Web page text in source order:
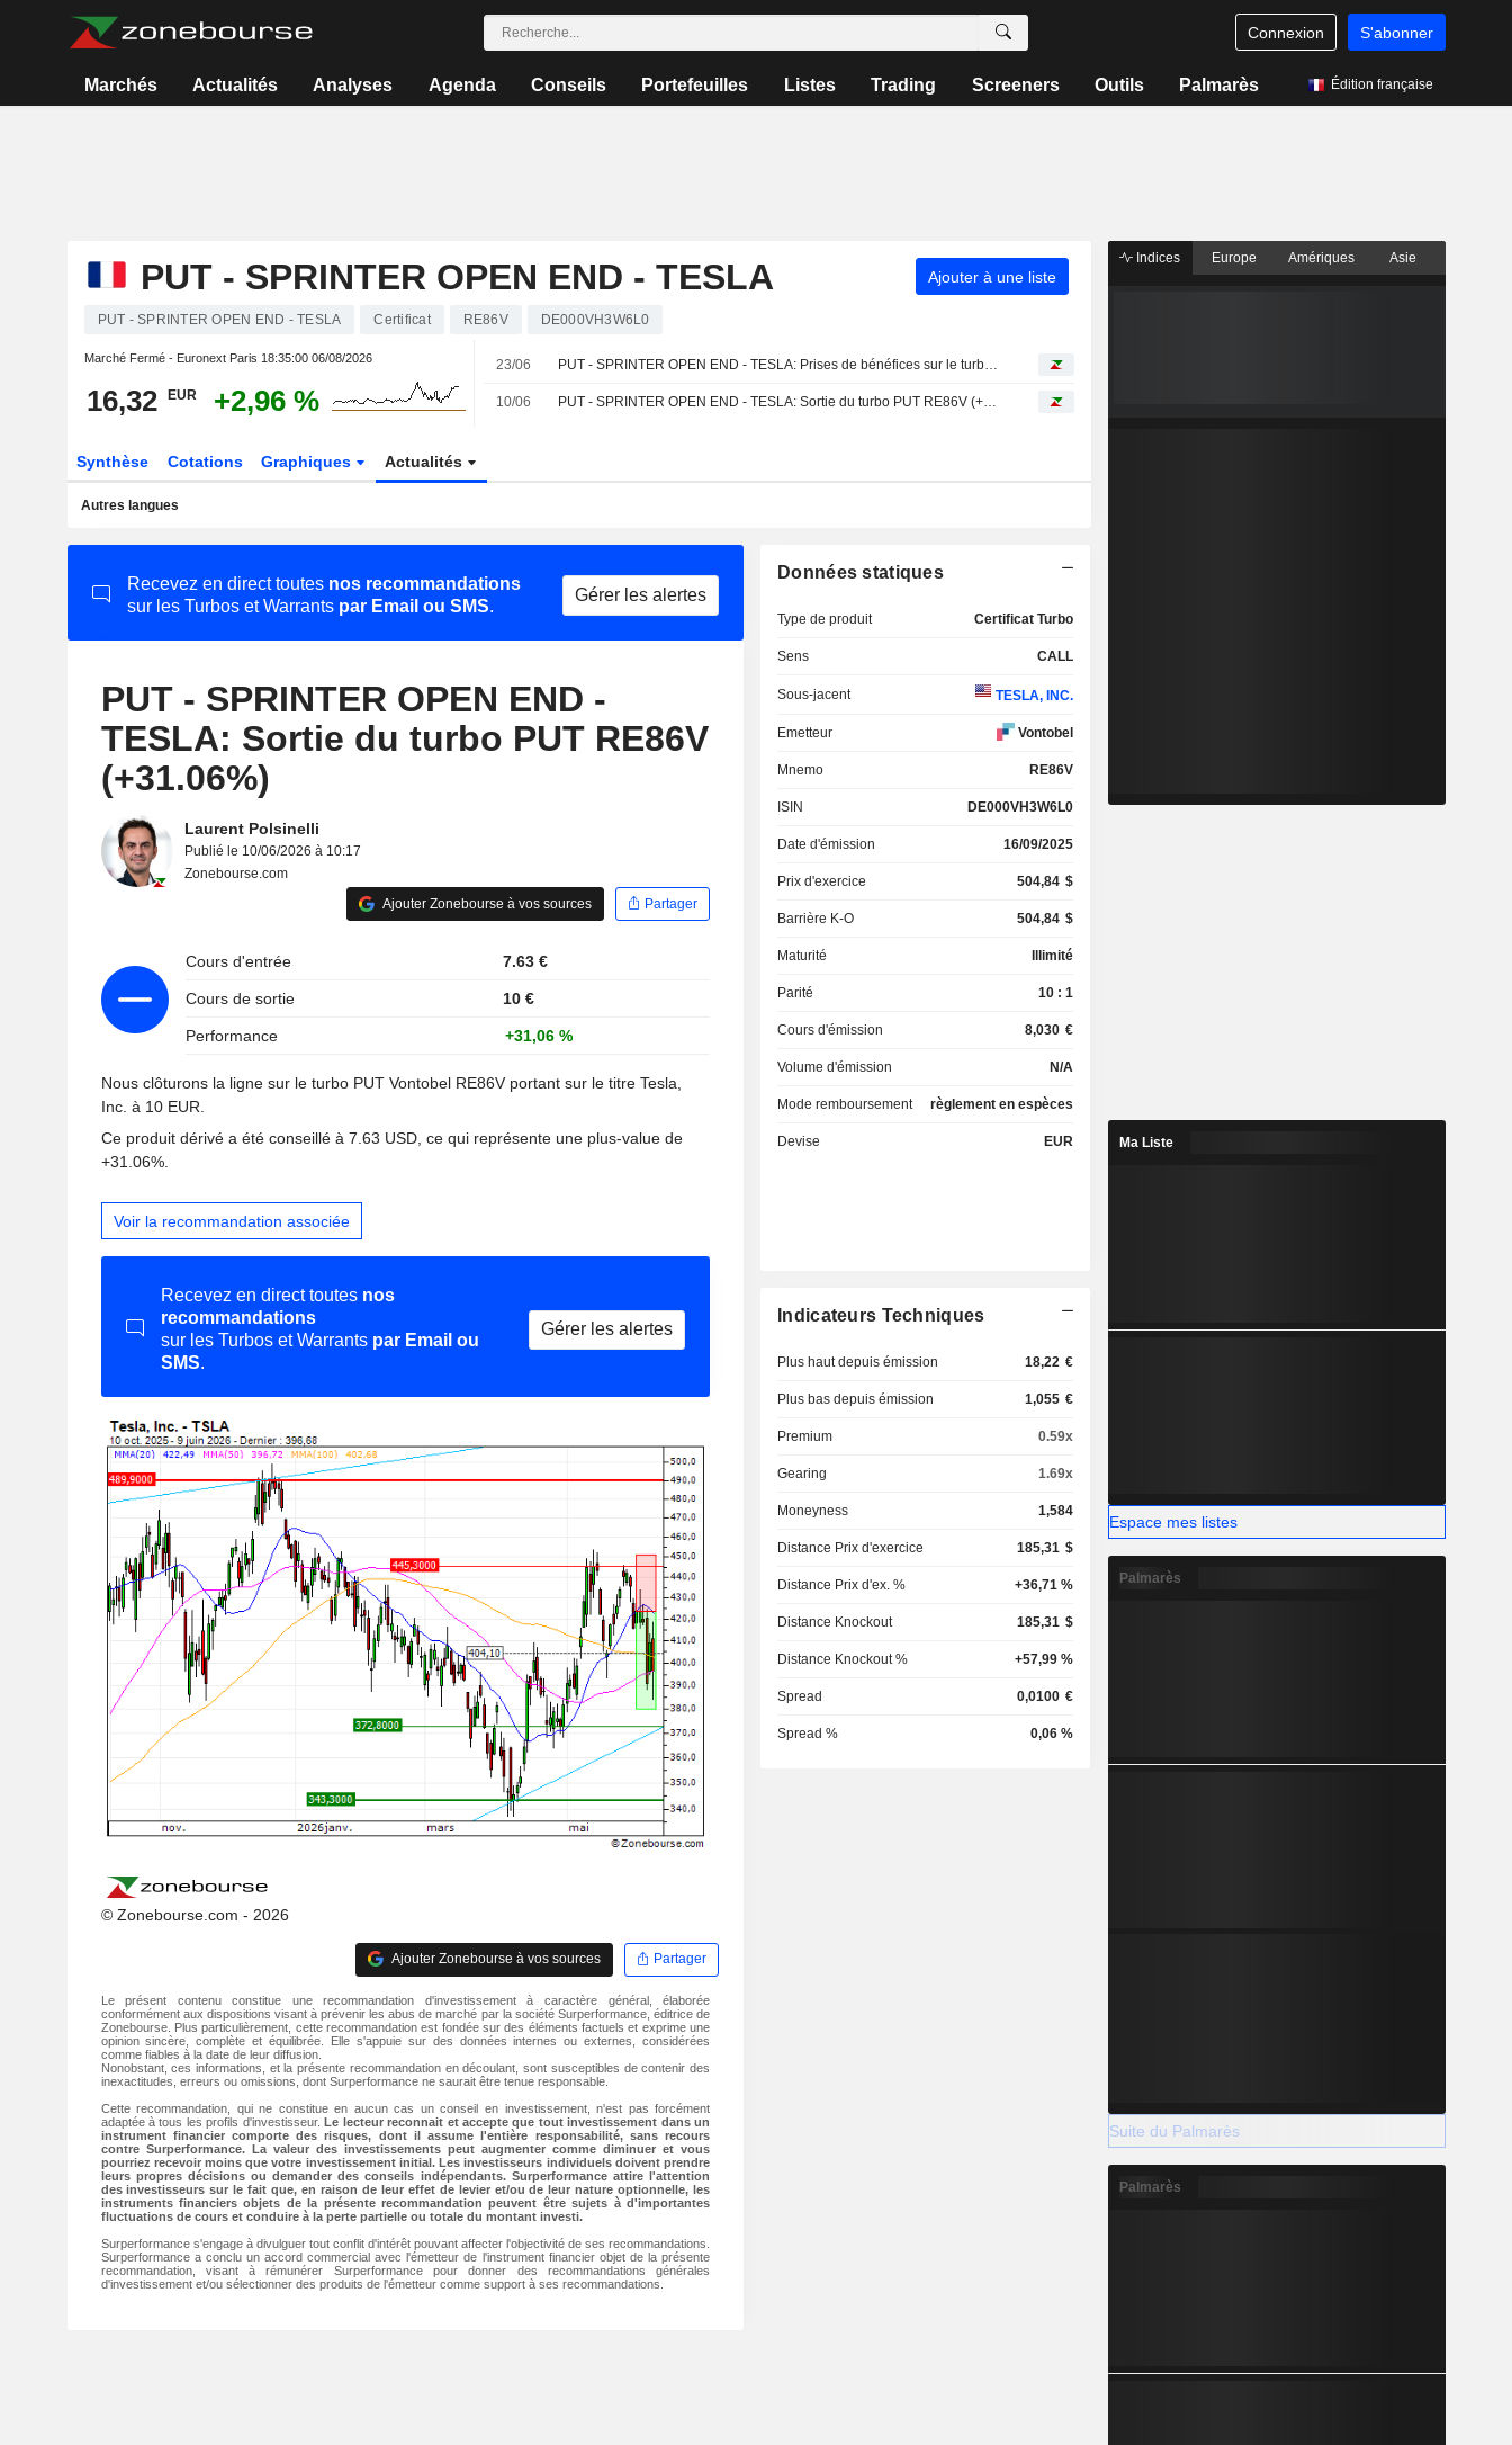
Connexion S'abonner
Marchés Actualités Analyses Agenda Conseils Portefeuilles Listes Trading Screeners Outils Palmarès Édition française
PUT - SPRINTER OPEN END - TESLA Ajouter à une liste
PUT - SPRINTER OPEN END - TESLA Certificat RE86V DE000VH3W6L0
Marché Fermé - Euronext Paris 18:35:00 06/08/2026
16,32 EUR +2,96 %
23/06 PUT - SPRINTER OPEN END - TESLA: Prises de bénéfices sur le turbo PUT Vontobel RE86V (+30.06%)
10/06 PUT - SPRINTER OPEN END - TESLA: Sortie du turbo PUT RE86V (+31.06%)
Synthèse Cotations Graphiques Actualités
Autres langues
Recevez en direct toutes nos recommandations
sur les Turbos et Warrants par Email ou SMS.
Gérer les alertes
PUT - SPRINTER OPEN END -
TESLA: Sortie du turbo PUT RE86V
(+31.06%)
Laurent Polsinelli
Publié le 10/06/2026 à 10:17
Zonebourse.com
Ajouter Zonebourse à vos sources
Partager
Cours d'entrée 7.63 €
Cours de sortie 10 €
Performance +31,06 %
Nous clôturons la ligne sur le turbo PUT Vontobel RE86V portant sur le titre Tesla,
Inc. à 10 EUR.
Ce produit dérivé a été conseillé à 7.63 USD, ce qui représente une plus-value de
+31.06%.
Voir la recommandation associée
Recevez en direct toutes nos
recommandations
sur les Turbos et Warrants par Email ou
SMS.
Gérer les alertes
© Zonebourse.com - 2026
Ajouter Zonebourse à vos sources Partager
Le présent contenu constitue une recommandation d'investissement à caractère général, élaborée
conformément aux dispositions visant à prévenir les abus de marché par la société Surperformance, éditrice de
Zonebourse. Plus particulièrement, cette recommandation est fondée sur des éléments factuels et exprime une
opinion sincère, complète et équilibrée. Elle s'appuie sur des données internes ou externes, considérées
comme fiables à la date de leur diffusion.
Nonobstant, ces informations, et la présente recommandation en découlant, sont susceptibles de contenir des
inexactitudes, erreurs ou omissions, dont Surperformance ne saurait être tenue responsable.
Cette recommandation, qui ne constitue en aucun cas un conseil en investissement, n'est pas forcément
adaptée à tous les profils d'investisseur.Le lecteur reconnait et accepte que tout investissement dans un
instrument financier comporte des risques, dont il assume l'entière responsabilité, sans recours
contre Surperformance. La valeur des investissements peut augmenter comme diminuer et vous
pourriez recevoir moins que votre investissement initial. Les investisseurs individuels doivent prendre
leurs propres décisions ou demander des conseils indépendants. Surperformance attire l'attention
des investisseurs sur le fait que, en raison de leur effet de levier et/ou de leur nature optionnelle, les
instruments financiers objets de la présente recommandation peuvent être sujets à d'importantes
fluctuations de cours et conduire à la perte partielle ou totale du montant investi.
Surperformance s'engage à divulguer tout conflit d'intérêt pouvant affecter l'objectivité de ses recommandations.
Surperformance a conclu un accord commercial avec l'émetteur de l'instrument financier objet de la présente
recommandation, visant à rémunérer Surperformance pour donner des recommandations générales
d'investissement et/ou sélectionner des produits de l'émetteur comme support à ses recommandations.
Données statiques
Type de produit Certificat Turbo
Sens CALL
Sous-jacent TESLA, INC.
Emetteur Vontobel
Mnemo RE86V
ISIN DE000VH3W6L0
Date d'émission 16/09/2025
Prix d'exercice 504,84 $
Barrière K-O 504,84 $
Maturité Illimité
Parité 10 : 1
Cours d'émission 8,030 €
Volume d'émission N/A
Mode remboursement règlement en espèces
Devise EUR
Indicateurs Techniques
Plus haut depuis émission 18,22 €
Plus bas depuis émission 1,055 €
Premium 0.59x
Gearing 1.69x
Moneyness 1,584
Distance Prix d'exercice 185,31 $
Distance Prix d'ex. % +36,71 %
Distance Knockout 185,31 $
Distance Knockout % +57,99 %
Spread 0,0100 €
Spread % 0,06 %
Indices Europe Amériques Asie
Ma Liste
Espace mes listes
Palmarès
Suite du Palmarès
Palmarès